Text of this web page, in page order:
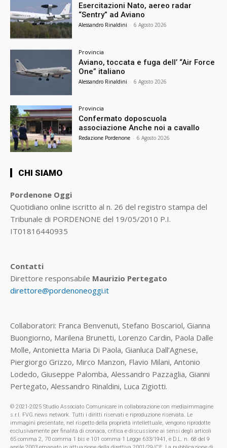
Esercitazioni Nato, aereo radar
“Sentry” ad Aviano
Alessandro Rinaldini - 6 Agosto 2026
Provincia
Aviano, toccata e fuga dell’ “Air Force
One” italiano
Alessandro Rinaldini - 6 Agosto 2026
Provincia
Confermato doposcuola
associazione Anche noi a cavallo
Redazione Pordenone - 6 Agosto 2026
CHI SIAMO
Pordenone Oggi
Quotidiano online iscritto al n. 26 del registro stampa del
Tribunale di PORDENONE del 19/05/2010 P.I.
IT01816440935
Contatti
Direttore responsabile Maurizio Pertegato
direttore@pordenoneoggi.it
Collaboratori: Franca Benvenuti, Stefano Boscariol, Gianna
Buongiorno, Marilena Brunetti, Lorenzo Cardin, Paola Dalle
Molle, Antonietta Maria Di Paola, Gianluca Dall’Agnese,
Piergiorgo Grizzo, Mirco Manzon, Flavio Milani, Antonio
Lodedo, Giuseppe Palomba, Alessandro Pazzaglia, Gianni
Pertegato, Alessandro Rinaldini, Luca Zigiotti.
© 2021-2025 Studio Associato Comunicare in collaborazione con mediaimmagine
s.r.l. FVG.news network. Tutti i diritti riservati e riproduzione riservata. Le
immagini presentate, nel rispetto della proprietà intellettuale, vengono riprodotte
esclusivamente per finalità di cronaca, critica e discussione ai sensi degli articoli
65 comma 2, 70 comma 1 bis e 101 comma 1 Legge 633/1941, e D.L. n. 68 del 9